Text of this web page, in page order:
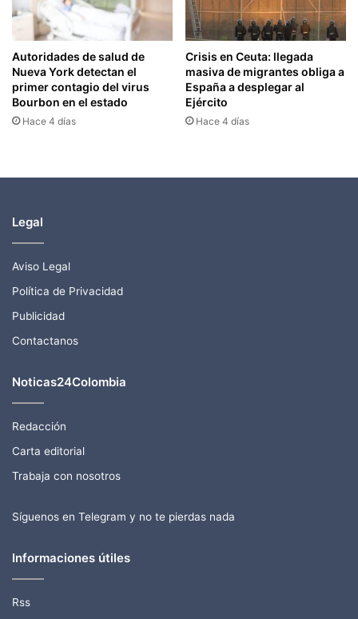
Autoridades de salud de
Nueva York detectan el
primer contagio del virus
Bourbon en el estado
Hace 4 días
Crisis en Ceuta: llegada
masiva de migrantes obliga a
España a desplegar al
Ejército
Hace 4 días
Legal
Aviso Legal
Política de Privacidad
Publicidad
Contactanos
Noticas24Colombia
Redacción
Carta editorial
Trabaja con nosotros
Síguenos en Telegram y no te pierdas nada
Informaciones útiles
Rss